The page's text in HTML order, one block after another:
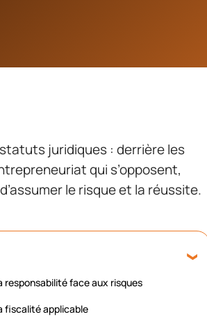
juridiques : derrière les
qui s’opposent,
le risque et la réussite.
responsabilité face aux risques
fiscalité applicable